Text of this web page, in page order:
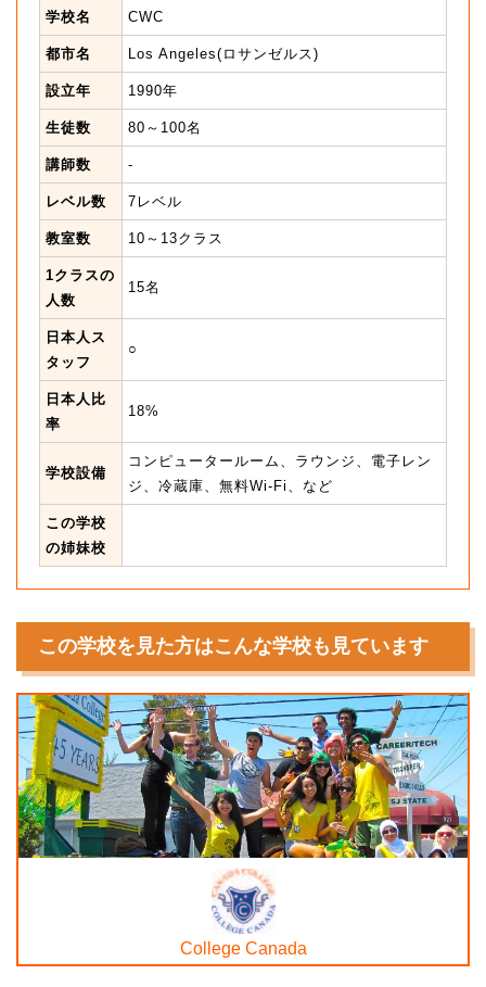
学校名 CWC
都市名 Los Angeles(ロサンゼルス)
設立年 1990年
生徒数 80～100名
講師数 -
レベル数 7レベル
教室数 10～13クラス
1クラスの
人数
15名
日本人ス
タッフ
○
日本人比
率
18%
学校設備
コンピュータールーム、ラウンジ、電子レン
ジ、冷蔵庫、無料Wi-Fi、など
この学校
の姉妹校
この学校を見た方はこんな学校も見ています
College Canada